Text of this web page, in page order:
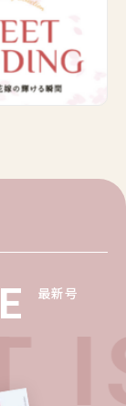
最新号